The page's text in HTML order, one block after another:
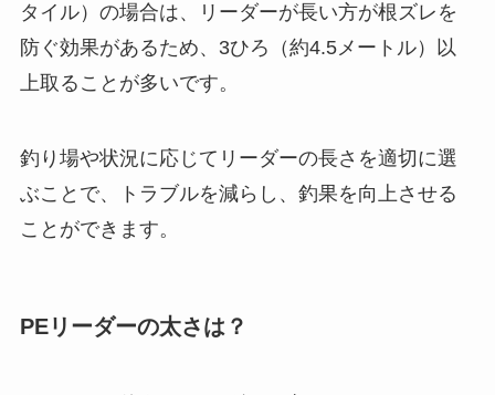
タイル）の場合は、リーダーが長い方が根ズレを
防ぐ効果があるため、3ひろ（約4.5メートル）以
上取ることが多いです。
釣り場や状況に応じてリーダーの長さを適切に選
ぶことで、トラブルを減らし、釣果を向上させる
ことができます。
PEリーダーの太さは？